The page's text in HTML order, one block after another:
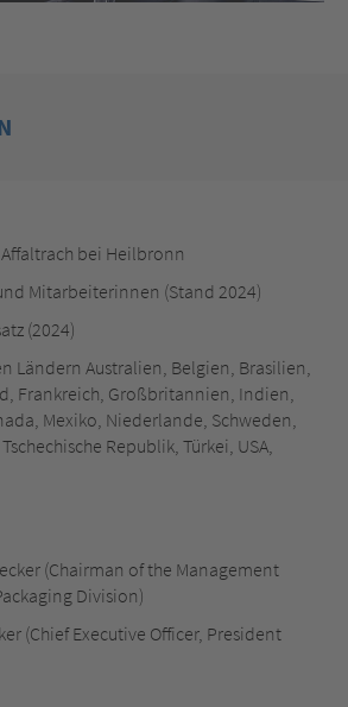
bei Heilbronn
Mitarbeiterinnen (Stand 2024)
(2024)
Ländern Australien, Belgien, Brasilien,
Frankreich, Großbritannien, Indien,
Mexiko, Niederlande, Schweden,
Republik, Türkei, USA,
(Chairman of the Management
Division)
(Chief Executive Officer, President